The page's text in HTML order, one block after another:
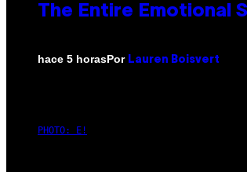
The Entire Emotional
hace 5 horasPor Lauren Boisvert
PHOTO: E!